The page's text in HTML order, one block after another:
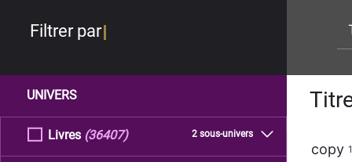
Filtrer par
UNIVERS
Livres 2 sous-univers
(36407)
copy